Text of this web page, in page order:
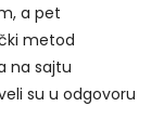
a pet
metod
na sajtu
su u odgovoru